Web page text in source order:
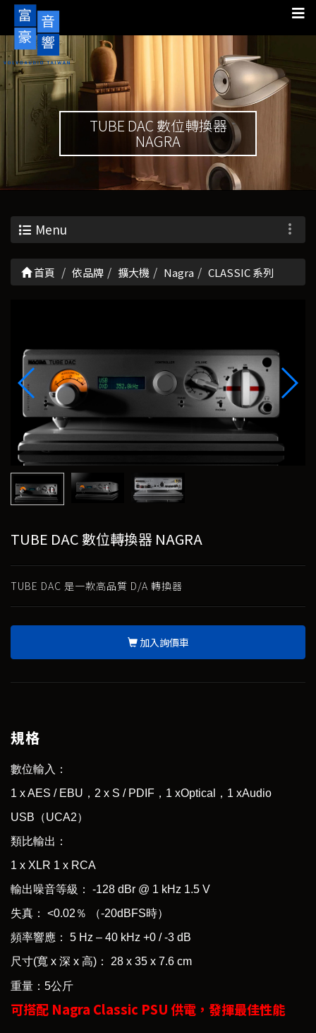
TUBE DAC 數位轉換器
NAGRA
Menu
首頁 依品牌 擴大機 Nagra CLASSIC 系列
TUBE DAC 數位轉換器 NAGRA
TUBE DAC 是一款高品質 D/A 轉換器
加入詢價車
規格
數位輸入：
1 x AES / EBU，2 x S / PDIF，1 xOptical，1 xAudio
USB（UCA2）
類比輸出：
1 x XLR 1 x RCA
輸出噪音等級： -128 dBr @ 1 kHz 1.5 V
失真： <0.02％ （-20dBFS時）
頻率響應： 5 Hz – 40 kHz +0 / -3 dB
尺寸(寬 x 深 x 高)： 28 x 35 x 7.6 cm
重量：5公斤
可搭配 Nagra Classic PSU 供電，發揮最佳性能